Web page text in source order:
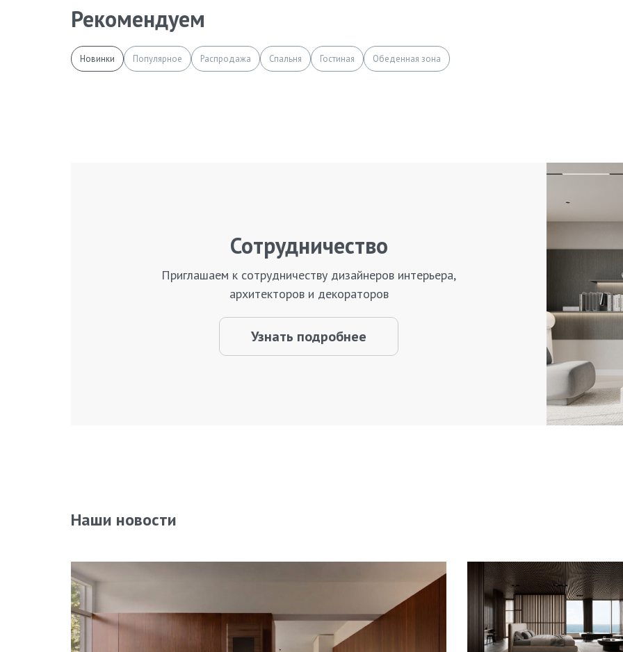
Рекомендуем
Новинки Популярное Распродажа Спальня Гостиная Обеденная зона
Сотрудничество
Приглашаем к сотрудничеству дизайнеров интерьера,
архитекторов и декораторов
Узнать подробнее
Наши новости